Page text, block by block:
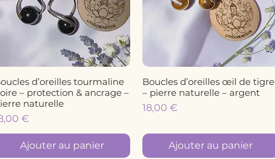
Aperçu rapide
d’oreilles tourmaline
– protection & ancrage –
naturelle
€
Ajouter au panier
Aperçu rapide
Boucles d’oreilles œil de tigre
– pierre naturelle – argent
Prix
18,00 €
Ajouter au panier